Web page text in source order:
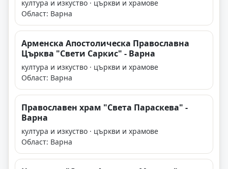
култура и изкуство · църкви и храмове
Област: Варна
Арменска Апостолическа Православна
Църква "Свети Саркис" - Варна
култура и изкуство · църкви и храмове
Област: Варна
Православен храм "Света Параскева" -
Варна
култура и изкуство · църкви и храмове
Област: Варна